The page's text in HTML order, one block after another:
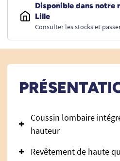
Disponible dans notre
Lille
Consulter les stocks et
Coussin lombaire
hauteur
Revêtement de haute